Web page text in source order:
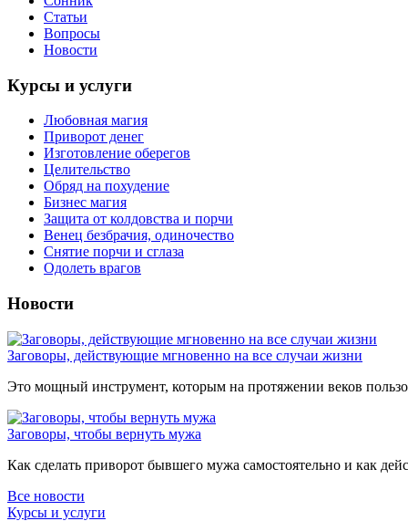
Статьи
Вопросы
Новости
Курсы и услуги
Любовная магия
Приворот денег
Изготовление оберегов
Целительство
Обряд на похудение
Бизнес магия
Защита от колдовства и порчи
Венец безбрачия, одиночество
Снятие порчи и сглаза
Одолеть врагов
Новости
Заговоры, действующие мгновенно на все случаи жизни
Это мощный инструмент, которым на протяжении веков
Заговоры, чтобы вернуть мужа
Как сделать приворот бывшего мужа самостоятельно и как
Все новости
Курсы и услуги